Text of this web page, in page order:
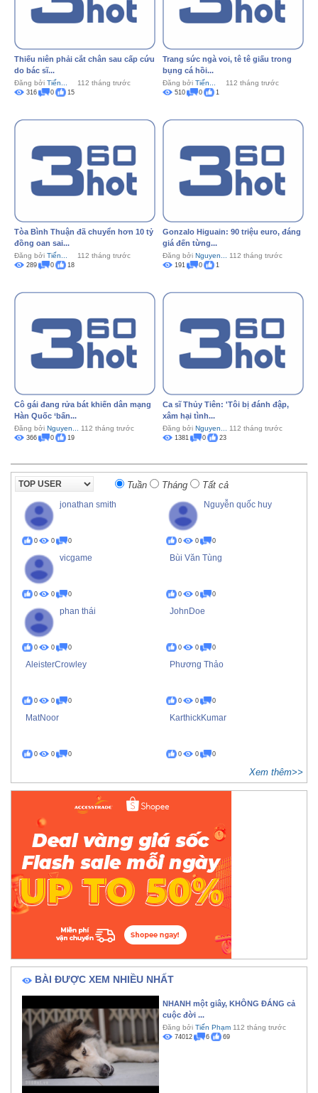
Thiếu niên phải cắt chân sau cấp cứu
do bác sĩ...
Đăng bởi Tiến... 112 tháng trước
316 0 15
Trang sức ngà voi, tê tê giấu trong
bụng cá hồi...
Đăng bởi Tiến... 112 tháng trước
510 0 1
Tòa Bình Thuận đã chuyển hơn 10 tỷ
đồng oan sai...
Đăng bởi Tiến... 112 tháng trước
289 0 18
Gonzalo Higuain: 90 triệu euro, đáng
giá đến từng...
Đăng bởi Nguyen... 112 tháng trước
191 0 1
Cô gái đang rửa bát khiến dân mạng
Hàn Quốc ‘bấn...
Đăng bởi Nguyen... 112 tháng trước
366 0 19
Ca sĩ Thủy Tiên: 'Tôi bị đánh đập,
xâm hại tình...
Đăng bởi Nguyen... 112 tháng trước
1381 0 23
Tuần Tháng Tất cả
jonathan smith
0 0 0
Nguyễn quốc huy
0 0 0
vicgame
0 0 0
Bùi Văn Tùng
0 0 0
phan thái
0 0 0
JohnDoe
0 0 0
AleisterCrowley
0 0 0
Phương Thảo
0 0 0
MatNoor
0 0 0
KarthickKumar
0 0 0
Xem thêm>>
BÀI ĐƯỢC XEM NHIỀU NHẤT
NHANH một giây, KHÔNG ĐÁNG cả
cuộc đời ...
Đăng bởi Tiến Phạm 112 tháng trước
74012 6 69